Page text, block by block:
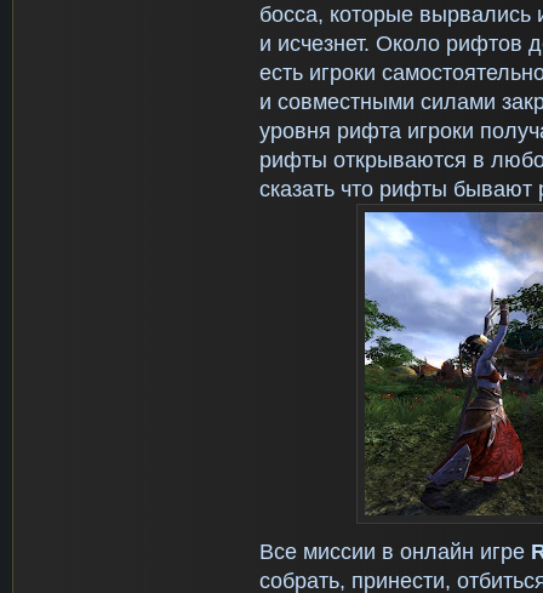
босса, которые вырвались
и исчезнет. Около рифтов
есть игроки
и совместными силами
уровня рифта игроки
рифты открываются в
сказать что рифты бывают
Все миссии в онлайн игре
собрать, принести,